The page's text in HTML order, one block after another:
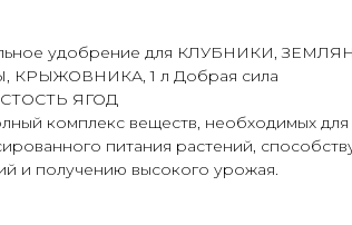
удобрение для КЛУБНИКИ,
1 л Добрая сила
ЯГОД
комплекс веществ, необходимых для
питания растений,
и получению высокого урожая.